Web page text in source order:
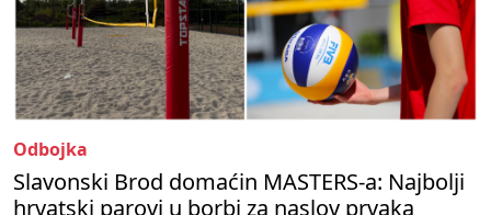
Odbojka
Slavonski Brod domaćin MASTERS-a: Najbolji
hrvatski parovi u borbi za naslov prvaka